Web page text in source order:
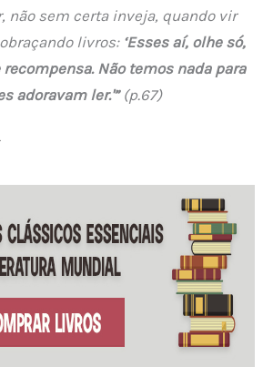
não sem certa inveja, quando vir
livros: ‘Esses aí, olhe só,
Não temos nada para
adoravam ler.'”(p.67)